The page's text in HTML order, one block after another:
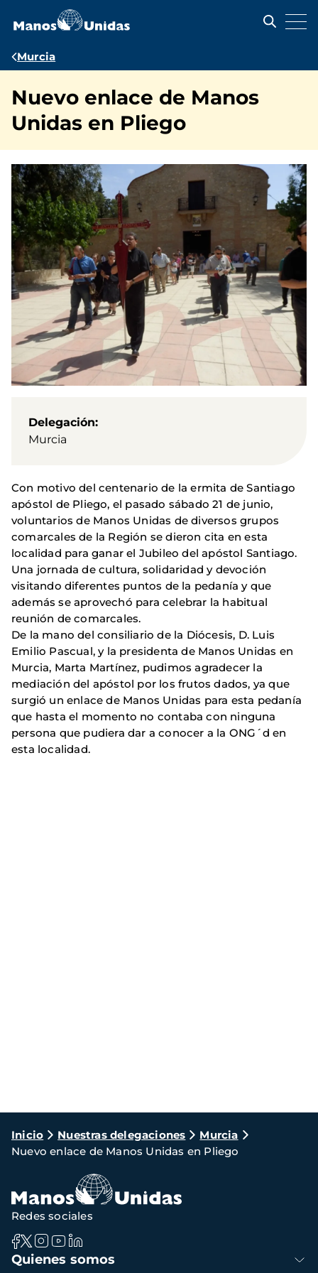
contenido
Ruta
navegación
Murcia
Nuevo enlace de Manos
Unidas en Pliego
Delegación
Murcia
Con motivo del centenario de la ermita de Santiago
apóstol de Pliego, el pasado sábado 21 de junio,
voluntarios de Manos Unidas de diversos grupos
comarcales de la Región se dieron cita en esta
localidad para ganar el Jubileo del apóstol Santiago.
Una jornada de cultura, solidaridad y devoción
visitando diferentes puntos de la pedanía y que
además se aprovechó para celebrar la habitual
reunión de comarcales.
De la mano del consiliario de la Diócesis, D. Luis
Emilio Pascual, y la presidenta de Manos Unidas en
Murcia, Marta Martínez, pudimos agradecer la
mediación del apóstol por los frutos dados, ya que
surgió un enlace de Manos Unidas para esta pedanía
que hasta el momento no contaba con ninguna
persona que pudiera dar a conocer a la ONG´d en
esta localidad.
Ruta
de
navegación
Inicio Nuestras delegaciones
Murcia
Nuevo enlace de Manos Unidas en Pliego
Navegación
principal
Quienes somos
Redes sociales